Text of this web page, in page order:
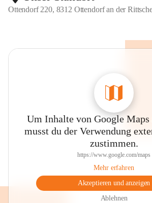
Ottendorf 220, 8312 Ottendorf an der
Um Inhalte von Google Maps
musst du der Verwendung
zustimmen.
https://www.google.com/maps
Mehr erfahren
Akzeptieren und anzeigen
Ablehnen